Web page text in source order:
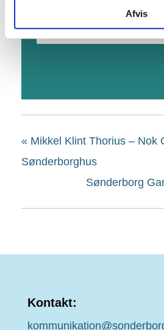
Afvis
+ ICAL
« Mikkel Klint Thorius – Nok
Sønderborghus
Sønderborg
Kontakt: